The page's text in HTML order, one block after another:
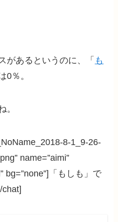
があるというのに、「 も
0％。
。
8-1_9-26-
name=”aimi”
bg=”none”]「もしも」で